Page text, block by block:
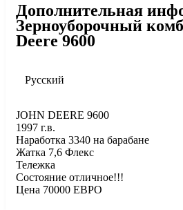
Дополнительная
Зерноуборочный
Deere 9600
Русский
JOHN DEERE 9600
1997 г.в.
Наработка 3340 на барабане
Жатка 7,6 Флекс
Тележка
Состояние отличное!!!
Цена 70000 ЕВРО